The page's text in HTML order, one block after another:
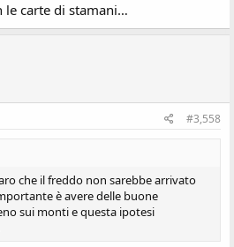
le carte di stamani…
#3,558
che il freddo non sarebbe arrivato
è avere delle buone
sui monti e questa ipotesi